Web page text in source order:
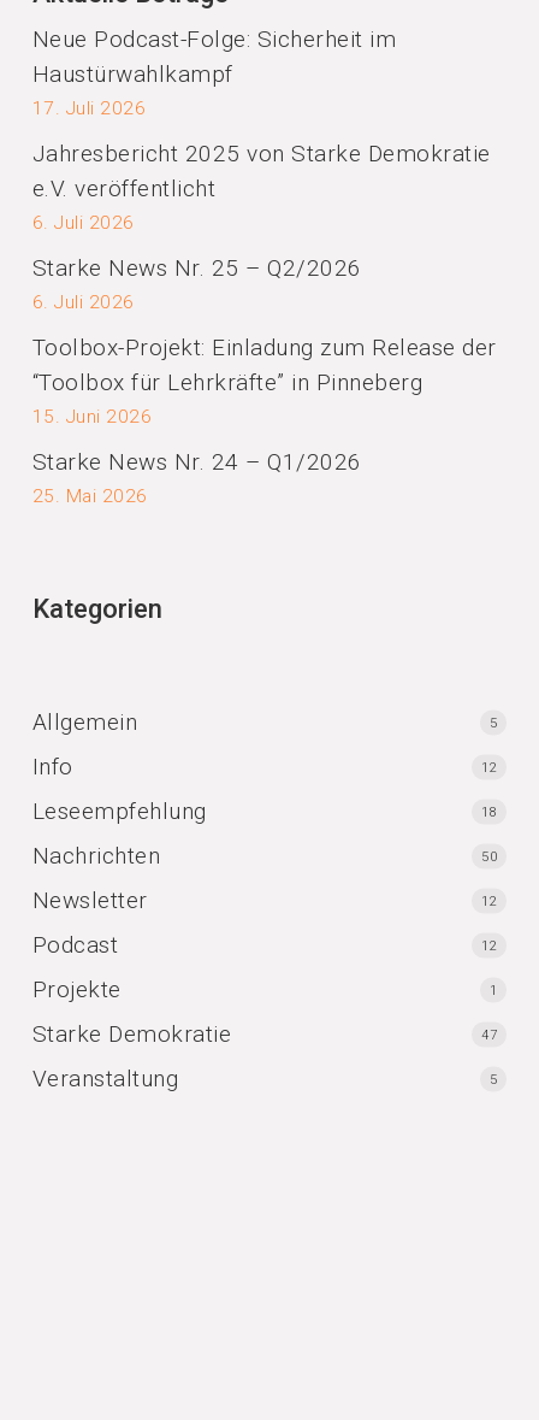
Neue Podcast-Folge: Sicherheit im
Haustürwahlkampf
17. Juli 2026
Jahresbericht 2025 von Starke Demokratie
e.V. veröffentlicht
6. Juli 2026
Starke News Nr. 25 – Q2/2026
6. Juli 2026
Toolbox-Projekt: Einladung zum Release der
“Toolbox für Lehrkräfte” in Pinneberg
15. Juni 2026
Starke News Nr. 24 – Q1/2026
25. Mai 2026
Kategorien
Allgemein 5
Info 12
Leseempfehlung 18
Nachrichten 50
Newsletter 12
Podcast 12
Projekte 1
Starke Demokratie 47
Veranstaltung 5